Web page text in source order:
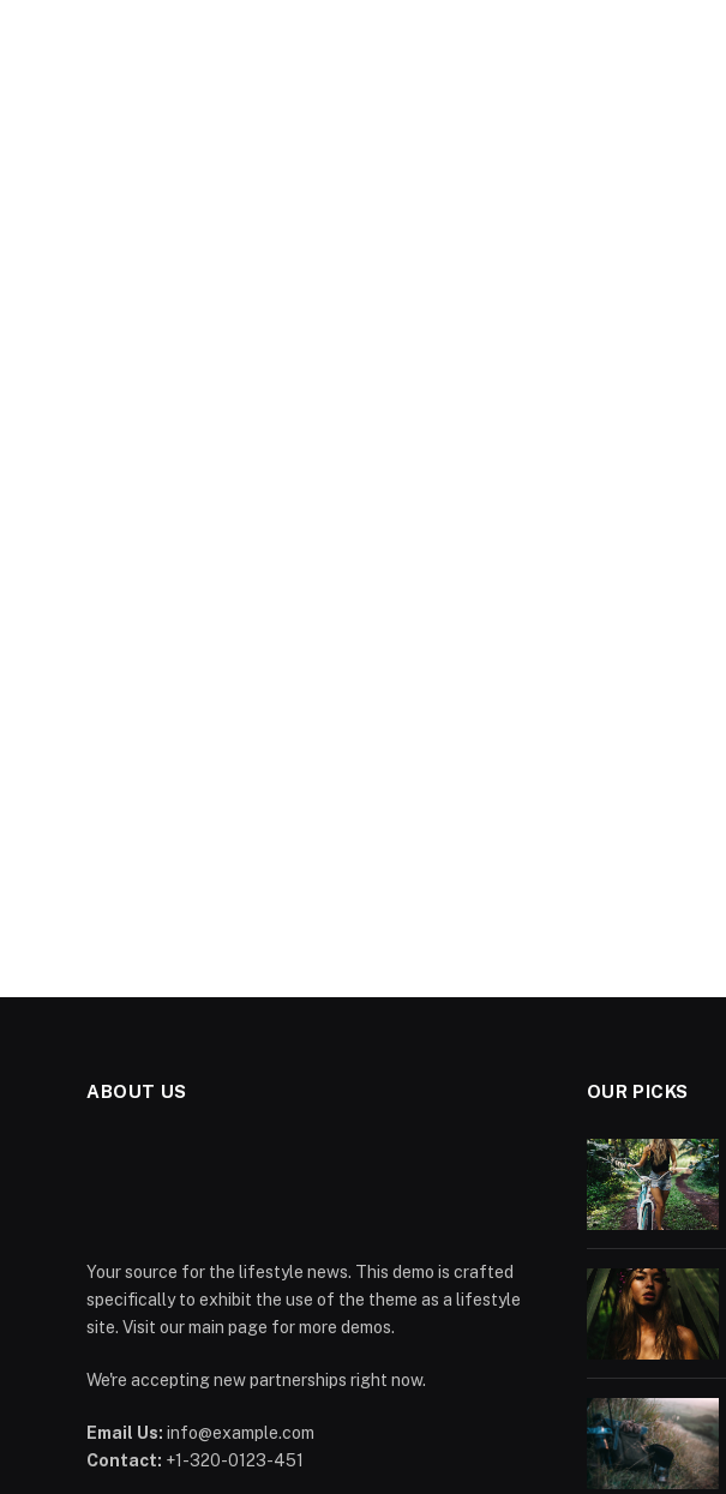
ABOUT US
Your source for the lifestyle news. This demo is crafted
specifically to exhibit the use of the theme as a lifestyle
site. Visit our main page for more demos.
We're accepting new partnerships right now.
Email Us: info@example.com
Contact: +1-320-0123-451
OUR PICKS